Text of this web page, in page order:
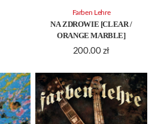
NA ZDROWIE [CLEAR /
ORANGE MARBLE]
200.00 zł
Farben Lehre